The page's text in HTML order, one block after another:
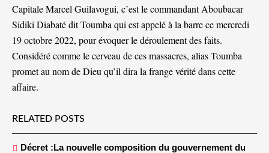
Capitale Marcel Guilavogui, c’est le commandant Aboubacar
Sidiki Diabaté dit Toumba qui est appelé à la barre ce mercredi
19 octobre 2022, pour évoquer le déroulement des faits.
Considéré comme le cerveau de ces massacres, alias Toumba
promet au nom de Dieu qu’il dira la frange vérité dans cette
affaire.
RELATED POSTS
Décret :La nouvelle composition du gouvernement du